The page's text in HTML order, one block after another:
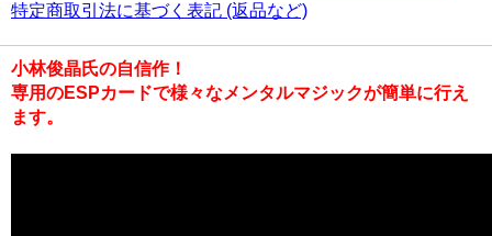
特定商取引法に基づく表記 (返品など)
小林俊晶氏の自信作！
専用のESPカードで様々なメンタルマジックが簡単に行え
ます。